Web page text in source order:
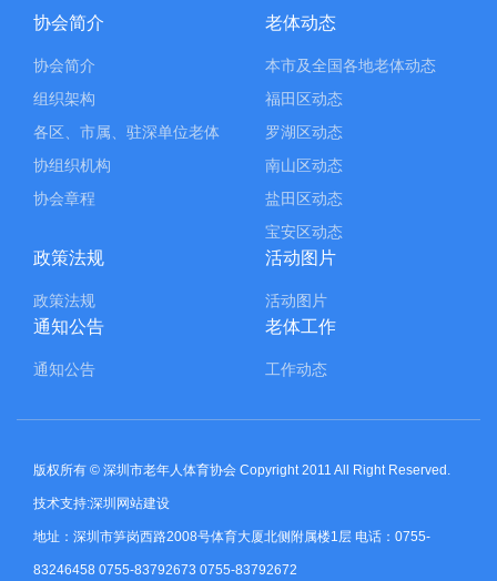
协会简介
协会简介
组织架构
各区、市属、驻深单位老体
协组织机构
协会章程
老体动态
本市及全国各地老体动态
福田区动态
罗湖区动态
南山区动态
盐田区动态
宝安区动态
政策法规
政策法规
活动图片
活动图片
通知公告
通知公告
老体工作
工作动态
版权所有 © 深圳市老年人体育协会 Copyright 2011 All Right Reserved.
技术支持:深圳网站建设
地址：深圳市笋岗西路2008号体育大厦北侧附属楼1层 电话：0755-
83246458 0755-83792673 0755-83792672